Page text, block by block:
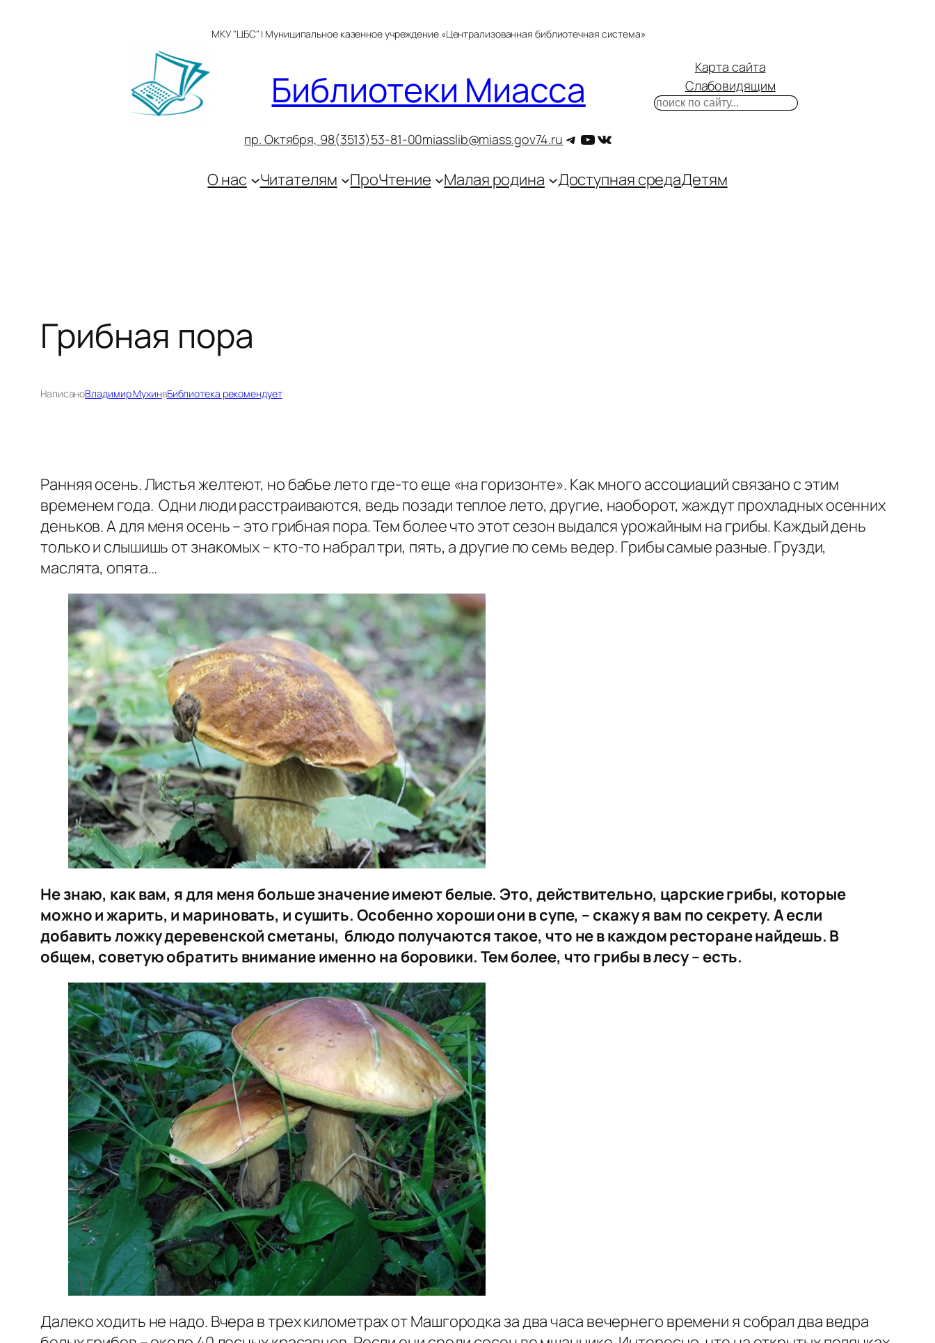
МКУ "ЦБС" | Муниципальное казенное учреждение «Централизованная библиотечная система»
Библиотеки Миасса
пр. Октября, 98(3513)53-81-00miasslib@miass.gov74.ru Telegram
YouTube
ВКонтакте
Карта сайта
Слабовидящим
Поиск
О нас Читателям ПроЧтение Малая родина Доступная средаДетям
Грибная пора
НаписаноВладимир МухинвБиблиотека рекомендует
Ранняя осень. Листья желтеют, но бабье лето где-то еще «на горизонте». Как много ассоциаций связано с этим
временем года. Одни люди расстраиваются, ведь позади теплое лето, другие, наоборот, жаждут прохладных осенних
деньков. А для меня осень – это грибная пора. Тем более что этот сезон выдался урожайным на грибы. Каждый день
только и слышишь от знакомых – кто-то набрал три, пять, а другие по семь ведер. Грибы самые разные. Грузди,
маслята, опята…
Не знаю, как вам, я для меня больше значение имеют белые. Это, действительно, царские грибы, которые
можно и жарить, и мариновать, и сушить. Особенно хороши они в супе, – скажу я вам по секрету. А если
добавить ложку деревенской сметаны, блюдо получаются такое, что не в каждом ресторане найдешь. В
общем, советую обратить внимание именно на боровики. Тем более, что грибы в лесу – есть.
Далеко ходить не надо. Вчера в трех километрах от Машгородка за два часа вечернего времени я собрал два ведра